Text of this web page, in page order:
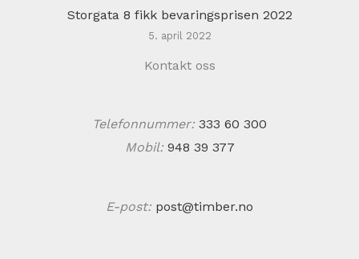
Storgata 8 fikk bevaringsprisen 2022
5. april 2022
Kontakt oss
Telefonnummer: 333 60 300
Mobil: 948 39 377
E-post: post@timber.no